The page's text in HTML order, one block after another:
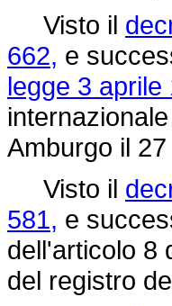
Visto il
662, e
legge 3 aprile
Amburgo il
Visto il
581, e
dell'articolo 8
del registro